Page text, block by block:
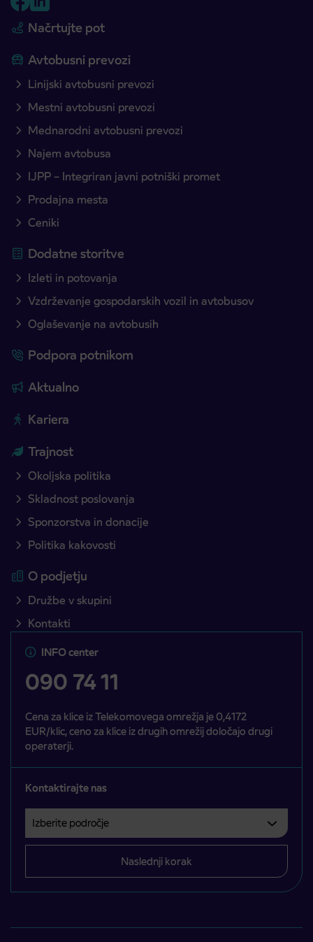
Načrtujte pot
Avtobusni prevozi
Linijski avtobusni prevozi
Mestni avtobusni prevozi
Mednarodni avtobusni prevozi
Najem avtobusa
IJPP – Integriran javni potniški promet
Prodajna mesta
Ceniki
Dodatne storitve
Izleti in potovanja
Vzdrževanje gospodarskih vozil in avtobusov
Oglaševanje na avtobusih
Podpora potnikom
Aktualno
Kariera
Trajnost
Okoljska politika
Skladnost poslovanja
Sponzorstva in donacije
Politika kakovosti
O podjetju
Družbe v skupini
Kontakti
INFO center
090 74 11
Cena za klice iz Telekomovega omrežja je 0,4172
EUR/klic, ceno za klice iz drugih omrežij določajo drugi
operaterji.
Kontaktirajte nas
Izberite področje
Področje je obvezno izbrati.
Naslednji korak